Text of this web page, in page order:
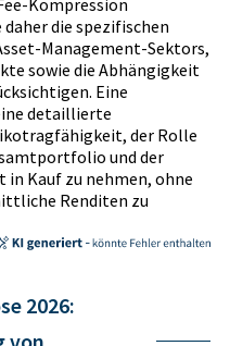
die spezifischen
Management-Sektors,
sowie die Abhängigkeit
Eine
detaillierte
der Rolle
und der
Kauf zu nehmen, ohne
Renditen zu
2026: